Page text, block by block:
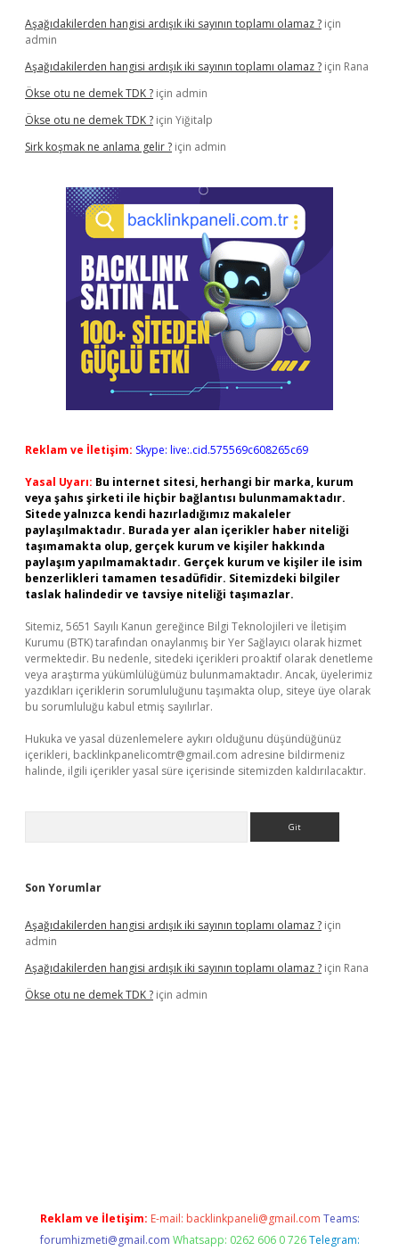
Aşağıdakilerden hangisi ardışık iki sayının toplamı olamaz ? için
admin
Aşağıdakilerden hangisi ardışık iki sayının toplamı olamaz ? için Rana
Ökse otu ne demek TDK ? için admin
Ökse otu ne demek TDK ? için Yiğitalp
Sirk koşmak ne anlama gelir ? için admin
Reklam ve İletişim: Skype: live:.cid.575569c608265c69
Yasal Uyarı: Bu internet sitesi, herhangi bir marka, kurum
veya şahıs şirketi ile hiçbir bağlantısı bulunmamaktadır.
Sitede yalnızca kendi hazırladığımız makaleler
paylaşılmaktadır. Burada yer alan içerikler haber niteliği
taşımamakta olup, gerçek kurum ve kişiler hakkında
paylaşım yapılmamaktadır. Gerçek kurum ve kişiler ile isim
benzerlikleri tamamen tesadüfidir. Sitemizdeki bilgiler
taslak halindedir ve tavsiye niteliği taşımazlar.
Sitemiz, 5651 Sayılı Kanun gereğince Bilgi Teknolojileri ve İletişim
Kurumu (BTK) tarafından onaylanmış bir Yer Sağlayıcı olarak hizmet
vermektedir. Bu nedenle, sitedeki içerikleri proaktif olarak denetleme
veya araştırma yükümlülüğümüz bulunmamaktadır. Ancak, üyelerimiz
yazdıkları içeriklerin sorumluluğunu taşımakta olup, siteye üye olarak
bu sorumluluğu kabul etmiş sayılırlar.
Hukuka ve yasal düzenlemelere aykırı olduğunu düşündüğünüz
içerikleri, backlinkpanelicomtr@gmail.com adresine bildirmeniz
halinde, ilgili içerikler yasal süre içerisinde sitemizden kaldırılacaktır.
Son Yorumlar
Aşağıdakilerden hangisi ardışık iki sayının toplamı olamaz ? için
admin
Aşağıdakilerden hangisi ardışık iki sayının toplamı olamaz ? için Rana
Ökse otu ne demek TDK ? için admin
Reklam ve İletişim: E-mail: backlinkpaneli@gmail.com Teams:
forumhizmeti@gmail.com Whatsapp: 0262 606 0 726 Telegram: